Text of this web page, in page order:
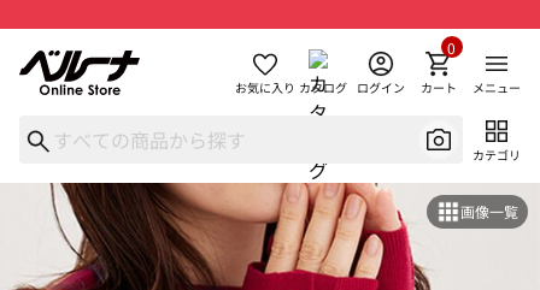
お気に入り カタログ ログイン カート
0
メニュー
カテゴリ
画像一覧